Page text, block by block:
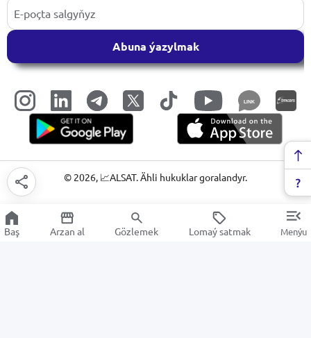
Abuna ýazylmak
LINK
© 2026, 📈ALSAT. Ähli hukuklar goralandyr.
Baş Arzan al Gözlemek Lomaý satmak Menýu